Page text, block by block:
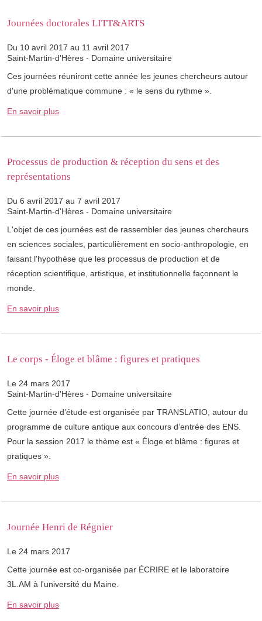
Journées doctorales LITT&ARTS
Du 10 avril 2017 au 11 avril 2017
Saint-Martin-d'Hères - Domaine universitaire
Ces journées réuniront cette année les jeunes chercheurs autour
d'une problématique commune : « le sens du rythme ».
En savoir plus
Processus de production & réception du sens et des
représentations
Du 6 avril 2017 au 7 avril 2017
Saint-Martin-d'Hères - Domaine universitaire
L'objet de ces journées est de rassembler des jeunes chercheurs
en sciences sociales, particulièrement en socio-anthropologie, en
faisant l'hypothèse que les processus de production et de
réception scientifique, artistique, et institutionnelle façonnent le
monde.
En savoir plus
Le corps - Éloge et blâme : figures et pratiques
Le 24 mars 2017
Saint-Martin-d'Hères - Domaine universitaire
Cette journée d’étude est organisée par TRANSLATIO, autour du
programme de culture antique aux concours d’entrée des ENS.
Pour la session 2017 le thème est « Éloge et blâme : figures et
pratiques ».
En savoir plus
Journée Henri de Régnier
Le 24 mars 2017
Cette journée est co-organisée par ÉCRIRE et le laboratoire
3L.AM à l'université du Maine.
En savoir plus